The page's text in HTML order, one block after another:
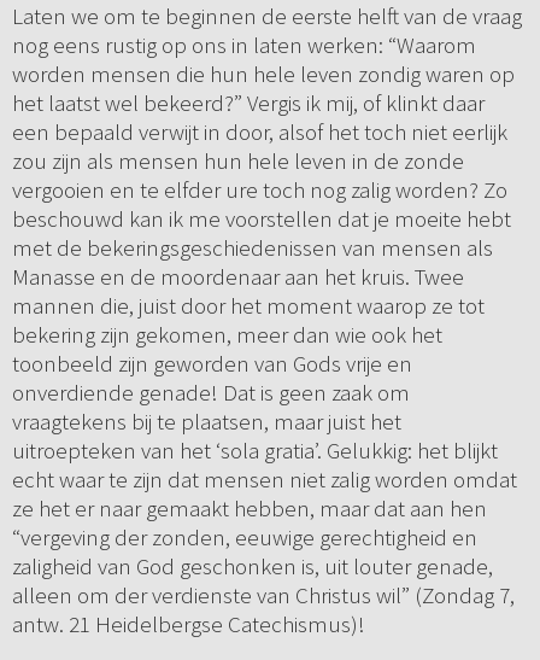
Laten we om te beginnen de eerste helft van de vraag
nog eens rustig op ons in laten werken: “Waarom
worden mensen die hun hele leven zondig waren op
het laatst wel bekeerd?” Vergis ik mij, of klinkt daar
een bepaald verwijt in door, alsof het toch niet eerlijk
zou zijn als mensen hun hele leven in de zonde
vergooien en te elfder ure toch nog zalig worden? Zo
beschouwd kan ik me voorstellen dat je moeite hebt
met de bekeringsgeschiedenissen van mensen als
Manasse en de moordenaar aan het kruis. Twee
mannen die, juist door het moment waarop ze tot
bekering zijn gekomen, meer dan wie ook het
toonbeeld zijn geworden van Gods vrije en
onverdiende genade! Dat is geen zaak om
vraagtekens bij te plaatsen, maar juist het
uitroepteken van het ‘sola gratia’. Gelukkig: het blijkt
echt waar te zijn dat mensen niet zalig worden omdat
ze het er naar gemaakt hebben, maar dat aan hen
“vergeving der zonden, eeuwige gerechtigheid en
zaligheid van God geschonken is, uit louter genade,
alleen om der verdienste van Christus wil” (Zondag 7,
antw. 21 Heidelbergse Catechismus)!